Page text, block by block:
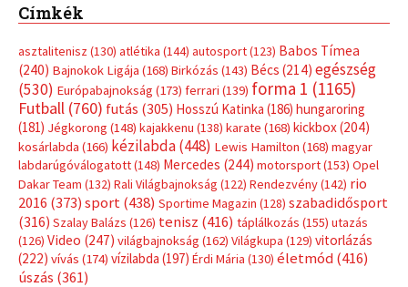
Címkék
asztalitenisz (130) atlétika (144) autosport(123) Babos Tímea
(240) Bajnokok Ligája (168) Birkózás (143) Bécs (214) egészség
(530) Európabajnokság (173) ferrari (139) forma 1 (1165)
Futball (760) futás (305) Hosszú Katinka (186) hungaroring
(181) Jégkorong (148) kajakkenu (138) karate (168) kickbox(204)
kosárlabda (166) kézilabda(448) Lewis Hamilton (168) magyar
labdarúgóválogatott(148) Mercedes (244) motorsport(153) Opel
Dakar Team (132) Rali Világbajnokság (122) Rendezvény(142) rio
2016 (373) sport(438) Sportime Magazin (128) szabadidősport
(316) Szalay Balázs (126) tenisz (416) táplálkozás (155) utazás
(126) Video (247) világbajnokság (162) Világkupa (129) vitorlázás
(222) vívás (174) vízilabda (197) Érdi Mária (130) életmód(416)
úszás (361)